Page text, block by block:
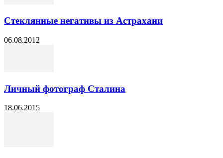
Стеклянные негативы из Астрахани
06.08.2012
Личный фотограф Сталина
18.06.2015